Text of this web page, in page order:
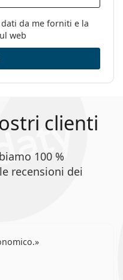
19 53
da me forniti e la
web
clienti
100 %
recensioni dei